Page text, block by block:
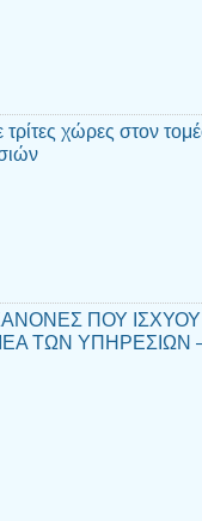
τρίτες χώρες στον
ΠΟΥ
ΥΠΗΡΕΣΙΩΝ –